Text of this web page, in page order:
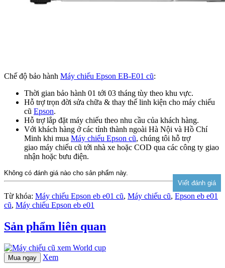
Chế độ bảo hành Máy chiếu Epson EB-E01 cũ:
Thời gian bảo hành 01 tới 03 tháng tùy theo khu vực.
Hỗ trợ trọn đời sửa chữa & thay thế linh kiện cho máy chiếu
cũ Epson.
Hỗ trợ lắp đặt máy chiếu theo nhu cầu của khách hàng.
Với khách hàng ở các tỉnh thành ngoài Hà Nội và Hồ Chí
Minh khi mua Máy chiếu Epson cũ, chúng tôi hỗ trợ
giao máy chiếu cũ tới nhà xe hoặc COD qua các công ty giao
nhận hoặc bưu điện.
Không có đánh giá nào cho sản phẩm này.
Từ khóa: Máy chiếu Epson eb e01 cũ, Máy chiếu cũ, Epson eb e01
cũ, Máy chiếu Epson eb e01
Sản phẩm liên quan
Mua ngay Xem